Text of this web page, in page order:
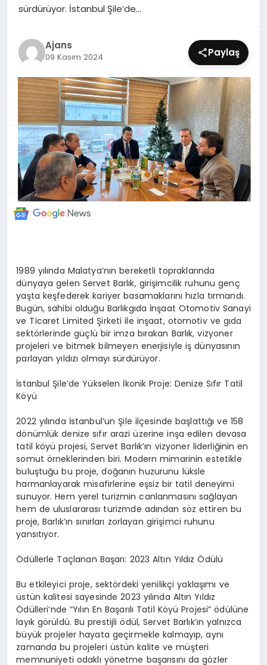
YAŞAM
sürdürüyor. İstanbul Şile’de…
Ajans
09 Kasım 2024 Paylaş
1989 yılında Malatya’nın bereketli topraklarında
dünyaya gelen Servet Barlık, girişimcilik ruhunu genç
yaşta keşfederek kariyer basamaklarını hızla tırmandı.
Bugün, sahibi olduğu Barlıkgıda İnşaat Otomotiv Sanayi
ve Ticaret Limited Şirketi ile inşaat, otomotiv ve gıda
sektörlerinde güçlü bir imza bırakan Barlık, vizyoner
projeleri ve bitmek bilmeyen enerjisiyle iş dünyasının
parlayan yıldızı olmayı sürdürüyor.
İstanbul Şile’de Yükselen İkonik Proje: Denize Sıfır Tatil
Köyü
2022 yılında İstanbul’un Şile ilçesinde başlattığı ve 158
dönümlük denize sıfır arazi üzerine inşa edilen devasa
tatil köyü projesi, Servet Barlık’ın vizyoner liderliğinin en
somut örneklerinden biri. Modern mimarinin estetikle
buluştuğu bu proje, doğanın huzurunu lüksle
harmanlayarak misafirlerine eşsiz bir tatil deneyimi
sunuyor. Hem yerel turizmin canlanmasını sağlayan
hem de uluslararası turizmde adından söz ettiren bu
proje, Barlık’ın sınırları zorlayan girişimci ruhunu
yansıtıyor.
Ödüllerle Taçlanan Başarı: 2023 Altın Yıldız Ödülü
Bu etkileyici proje, sektördeki yenilikçi yaklaşımı ve
üstün kalitesi sayesinde 2023 yılında Altın Yıldız
Ödülleri’nde “Yılın En Başarılı Tatil Köyü Projesi” ödülüne
layık görüldü. Bu prestijli ödül, Servet Barlık’ın yalnızca
büyük projeler hayata geçirmekle kalmayıp, aynı
zamanda bu projeleri üstün kalite ve müşteri
memnuniyeti odaklı yönetme başarısını da gözler